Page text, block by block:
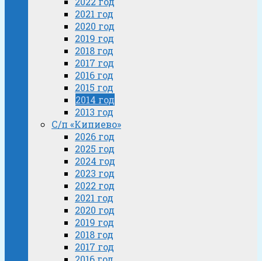
2021 год
2020 год
2019 год
2018 год
2017 год
2016 год
2015 год
2014 год
2013 год
С/п «Кипиево»
2026 год
2025 год
2024 год
2023 год
2022 год
2021 год
2020 год
2019 год
2018 год
2017 год